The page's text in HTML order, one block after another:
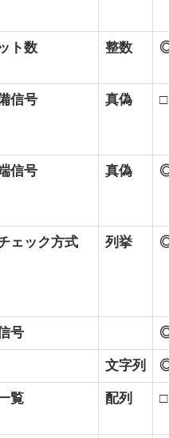
ト数 整数
信号 真偽 □
信号 真偽
ェック方式 列挙
号
文字列
覧 配列 □